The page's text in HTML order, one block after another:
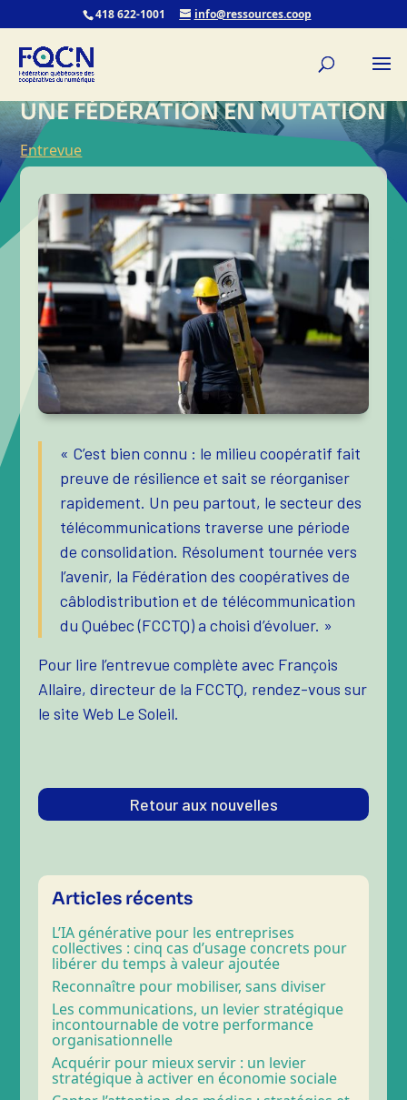
418 622-1001 info@ressources.coop
UNE FÉDÉRATION EN MUTATION
Entrevue
« C’est bien connu : le milieu coopératif fait
preuve de résilience et sait se réorganiser
rapidement. Un peu partout, le secteur des
télécommunications traverse une période
de consolidation. Résolument tournée vers
l’avenir, la Fédération des coopératives de
câblodistribution et de télécommunication
du Québec (FCCTQ) a choisi d’évoluer. »
Pour lire l’entrevue complète avec François
Allaire, directeur de la FCCTQ, rendez-vous sur
le site Web Le Soleil.
Retour aux nouvelles
Articles récents
L’IA générative pour les entreprises
collectives : cinq cas d’usage concrets pour
libérer du temps à valeur ajoutée
Reconnaître pour mobiliser, sans diviser
Les communications, un levier stratégique
incontournable de votre performance
organisationnelle
Acquérir pour mieux servir : un levier
stratégique à activer en économie sociale